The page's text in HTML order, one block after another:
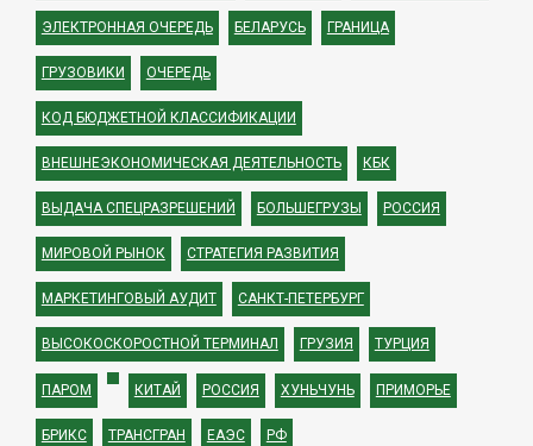
ЭЛЕКТРОННАЯ ОЧЕРЕДЬ БЕЛАРУСЬ ГРАНИЦА
ГРУЗОВИКИ ОЧЕРЕДЬ
КОД БЮДЖЕТНОЙ КЛАССИФИКАЦИИ
ВНЕШНЕЭКОНОМИЧЕСКАЯ ДЕЯТЕЛЬНОСТЬ КБК
ВЫДАЧА СПЕЦРАЗРЕШЕНИЙ БОЛЬШЕГРУЗЫ РОССИЯ
МИРОВОЙ РЫНОК СТРАТЕГИЯ РАЗВИТИЯ
МАРКЕТИНГОВЫЙ АУДИТ САНКТ-ПЕТЕРБУРГ
ВЫСОКОСКОРОСТНОЙ ТЕРМИНАЛ ГРУЗИЯ ТУРЦИЯ
ПАРОМ КИТАЙ РОССИЯ ХУНЬЧУНЬ ПРИМОРЬЕ
БРИКС ТРАНСГРАН ЕАЭС РФ